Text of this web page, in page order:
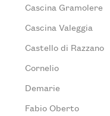
Cascina Gramolere
Cascina Valeggia
Castello di Razzano
Cornelio
Demarie
Fabio Oberto